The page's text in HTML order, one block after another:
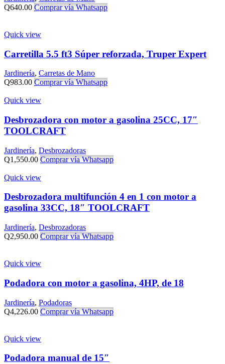
Q640.00 Comprar vía Whatsapp
Quick view
Carretilla 5.5 ft3 Súper reforzada, Truper Expert
Jardinería, Carretas de Mano
Q983.00 Comprar vía Whatsapp
Quick view
Desbrozadora con motor a gasolina 25CC, 17″
TOOLCRAFT
Jardinería, Desbrozadoras
Q1,550.00 Comprar vía Whatsapp
Quick view
Desbrozadora multifunción 4 en 1 con motor a
gasolina 33CC, 18″ TOOLCRAFT
Jardinería, Desbrozadoras
Q2,950.00 Comprar vía Whatsapp
Quick view
Podadora con motor a gasolina, 4HP, de 18
Jardinería, Podadoras
Q4,226.00 Comprar vía Whatsapp
Quick view
Podadora manual de 15″